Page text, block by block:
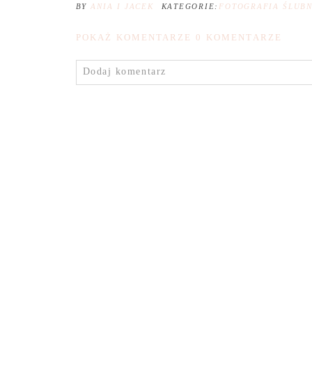
BY ANIA I JACEK KATEGORIE: FOTOGRAFIA
POKAŻ KOMENTARZE 0 KOMENTARZE
Dodaj komentarz